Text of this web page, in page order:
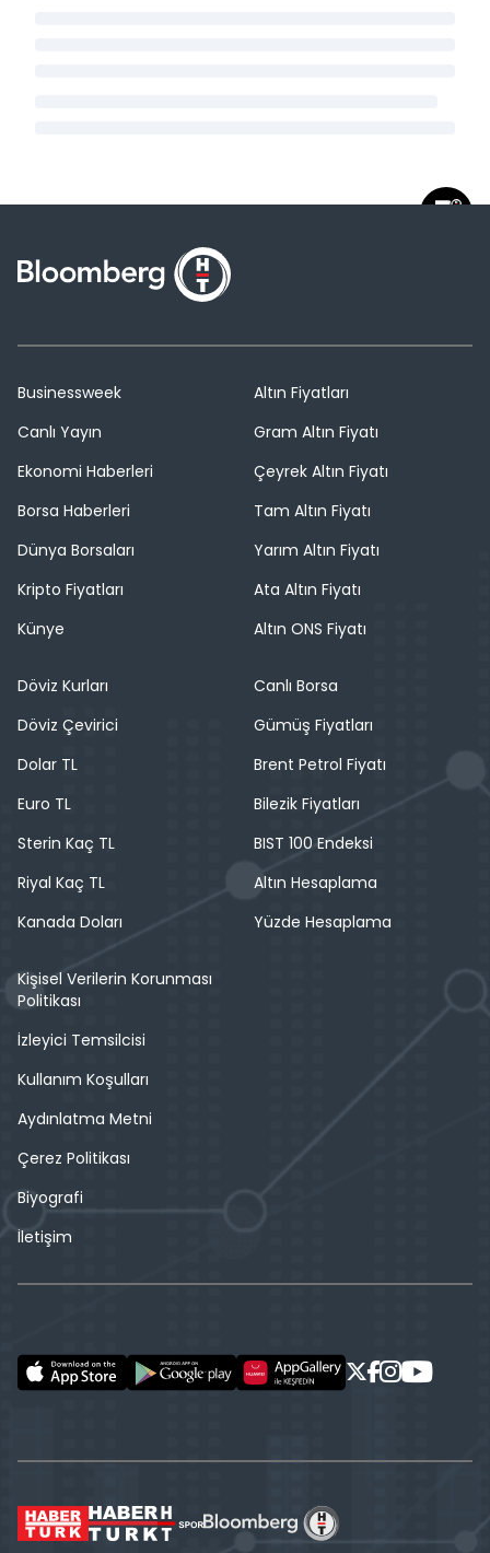
Businessweek
Canlı Yayın
Ekonomi Haberleri
Borsa Haberleri
Dünya Borsaları
Kripto Fiyatları
Künye
Altın Fiyatları
Gram Altın Fiyatı
Çeyrek Altın Fiyatı
Tam Altın Fiyatı
Yarım Altın Fiyatı
Ata Altın Fiyatı
Altın ONS Fiyatı
Döviz Kurları
Döviz Çevirici
Dolar TL
Euro TL
Sterin Kaç TL
Riyal Kaç TL
Kanada Doları
Canlı Borsa
Gümüş Fiyatları
Brent Petrol Fiyatı
Bilezik Fiyatları
BIST 100 Endeksi
Altın Hesaplama
Yüzde Hesaplama
Kişisel Verilerin Korunması
Politikası
İzleyici Temsilcisi
Kullanım Koşulları
Aydınlatma Metni
Çerez Politikası
Biyografi
İletişim